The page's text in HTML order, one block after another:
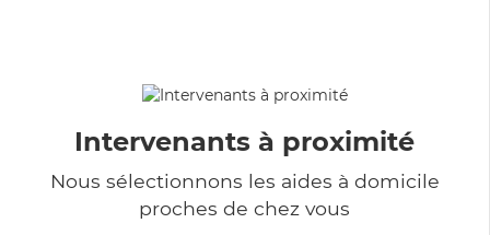
Intervenants à proximité
Nous sélectionnons les aides à domicile
proches de chez vous